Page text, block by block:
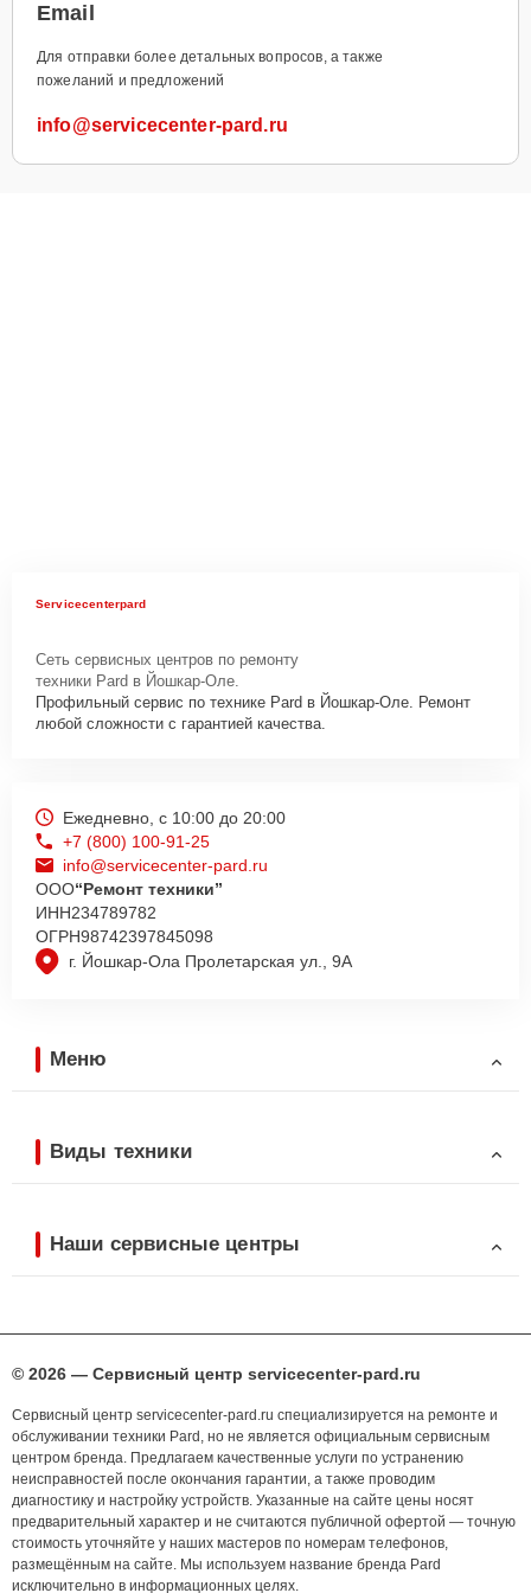
Email
Для отправки более детальных вопросов, а также
пожеланий и предложений
info@servicecenter-pard.ru
Servicecenterpard
Сеть сервисных центров по ремонту
техники Pard в Йошкар-Оле.
Профильный сервис по технике Pard в Йошкар-Оле. Ремонт
любой сложности с гарантией качества.
г. Йошкар-Ола Пролетарская ул., 9А
Ежедневно, с 10:00 до 20:00
+7 (800) 100-91-25
info@servicecenter-pard.ru
ООО“Ремонт техники”
ИНН234789782
ОГРН98742397845098
Меню
Виды техники
Наши сервисные центры
© 2026 — Сервисный центр servicecenter-pard.ru
Сервисный центр servicecenter-pard.ru специализируется на ремонте и
обслуживании техники Pard, но не является официальным сервисным
центром бренда. Предлагаем качественные услуги по устранению
неисправностей после окончания гарантии, а также проводим
диагностику и настройку устройств. Указанные на сайте цены носят
предварительный характер и не считаются публичной офертой — точную
стоимость уточняйте у наших мастеров по номерам телефонов,
размещённым на сайте. Мы используем название бренда Pard
исключительно в информационных целях.